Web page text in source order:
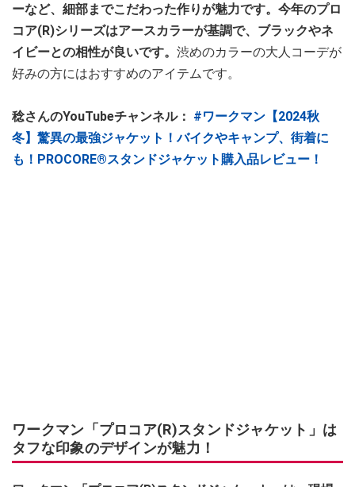
ーなど、細部までこだわった作りが魅力です。今年のプロ
コア(R)シリーズはアースカラーが基調で、ブラックやネ
イビーとの相性が良いです。 渋めのカラーの大人コーデが
好みの方にはおすすめのアイテムです。
稔さんのYouTubeチャンネル： #ワークマン【2024秋
冬】驚異の最強ジャケット！バイクやキャンプ、街着に
も！PROCORE®スタンドジャケット購入品レビュー！
ワークマン「プロコア(R)スタンドジャケット」は
タフな印象のデザインが魅力！